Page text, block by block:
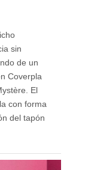
sin
de un
Coverpla
El
con forma
del tapón